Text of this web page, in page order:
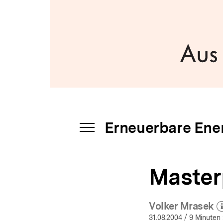
INHALTSNAVIGATION
Erneuerbare
Volker Mrasek
(Mehr
31.08.2004 / 9 Minuten